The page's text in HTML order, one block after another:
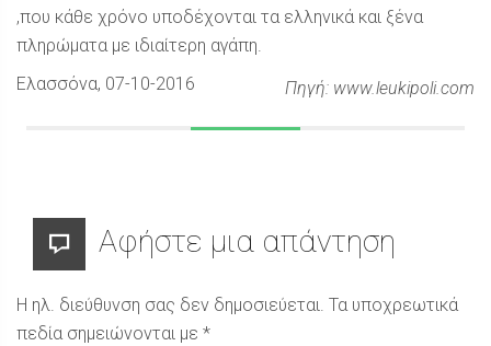
,που κάθε χρόνο υποδέχονται τα ελληνικά και ξένα
πληρώματα με ιδιαίτερη αγάπη.
Πηγή: www.leukipoli.com
Ελασσόνα, 07-10-2016
Αφήστε μια απάντηση
Η ηλ. διεύθυνση σας δεν δημοσιεύεται. Τα υποχρεωτικά
πεδία σημειώνονται με *